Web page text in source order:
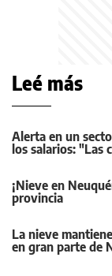
Leé más
Alerta en un
los salarios: "Las
¡Nieve en
provincia
La nieve
en gran parte de